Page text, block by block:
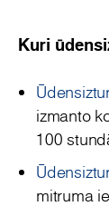
Kuri
izmanto
100
mitruma